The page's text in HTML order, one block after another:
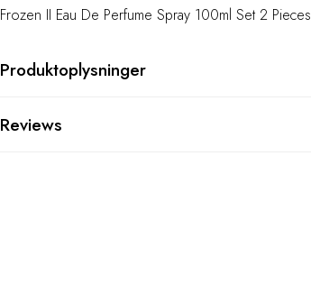
Frozen II Eau De Perfume Spray 100ml Set 2 Pieces
Produktoplysninger
Reviews